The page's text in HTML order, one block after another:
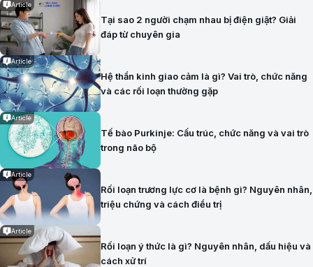
Article
Tại sao 2 người chạm nhau bị điện giật? Giải
đáp từ chuyên gia
Article
Hệ thần kinh giao cảm là gì? Vai trò, chức năng
và các rối loạn thường gặp
Article
Tế bào Purkinje: Cấu trúc, chức năng và vai trò
trong não bộ
Article
Rối loạn trương lực cơ là bệnh gì? Nguyên nhân,
triệu chứng và cách điều trị
Article
Rối loạn ý thức là gì? Nguyên nhân, dấu hiệu và
cách xử trí